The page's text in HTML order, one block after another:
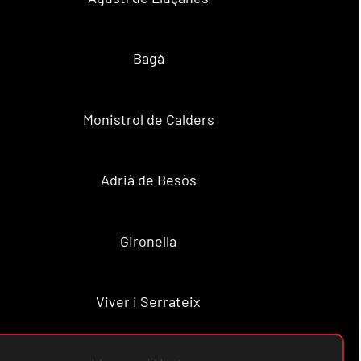
Bagà
Monistrol de Calders
Adrià de Besòs
Gironella
Viver i Serrateix